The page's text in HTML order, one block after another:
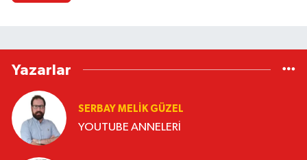
Yazarlar
SERBAY MELIK GÜZEL
YOUTUBE ANNELERİ